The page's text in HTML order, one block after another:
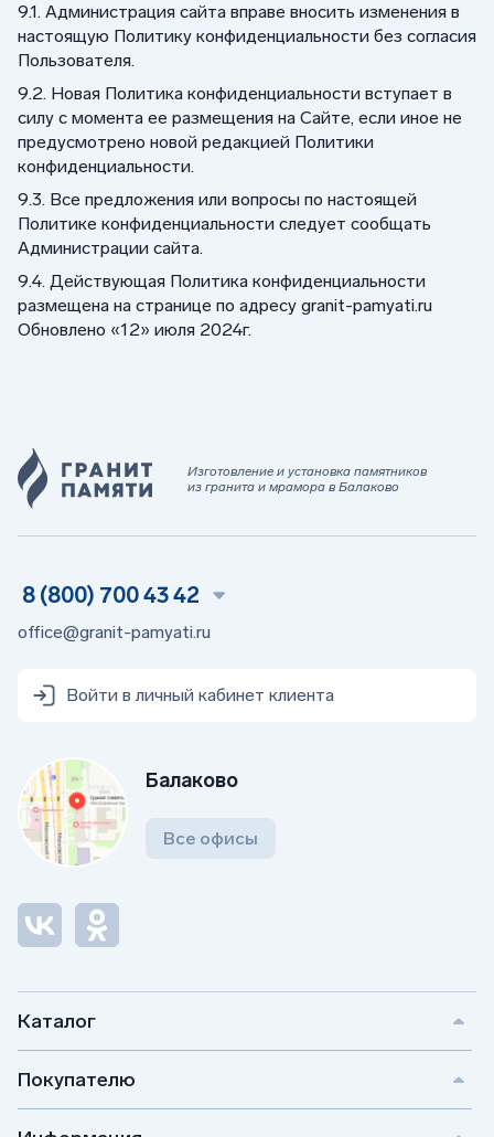
9.1. Администрация сайта вправе вносить изменения в
настоящую Политику конфиденциальности без согласия
Пользователя.
9.2. Новая Политика конфиденциальности вступает в
силу с момента ее размещения на Сайте, если иное не
предусмотрено новой редакцией Политики
конфиденциальности.
9.3. Все предложения или вопросы по настоящей
Политике конфиденциальности следует сообщать
Администрации сайта.
9.4. Действующая Политика конфиденциальности
размещена на странице по адресу granit-pamyati.ru
Обновлено «12» июля 2024г.
Изготовление и установка памятников
из гранита и мрамора в Балаково
Каталог
Покупателю
8 (800) 700 43 42
office@granit-pamyati.ru
Войти в личный кабинет клиента
Балаково
Все офисы